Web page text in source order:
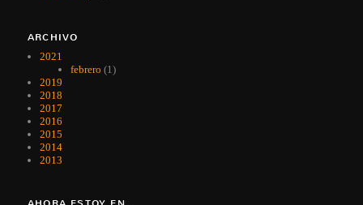
ARCHIVO
2021
febrero (1)
2019
2018
2017
2016
2015
2014
2013